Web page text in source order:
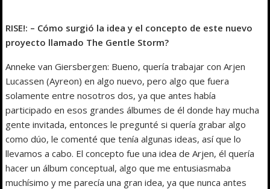
RISE!: – Cómo surgió la idea y el concepto de este nuevo
proyecto llamado The Gentle Storm?
Anneke van Giersbergen: Bueno, quería trabajar con Arjen
Lucassen (Ayreon) en algo nuevo, pero algo que fuera
solamente entre nosotros dos, ya que antes había
participado en esos grandes álbumes de él donde hay mucha
gente invitada, entonces le pregunté si quería grabar algo
como dúo, le comenté que tenía algunas ideas, así que lo
llevamos a cabo. El concepto fue una idea de Arjen, él quería
hacer un álbum conceptual, algo que me entusiasmaba
muchísimo y me parecía una gran idea, ya que nunca antes